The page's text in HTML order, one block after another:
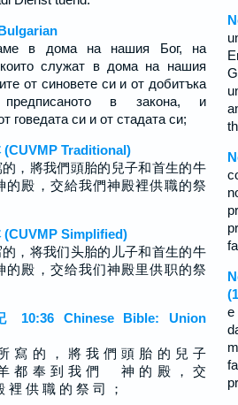
в дома на нашия Бог, на
служат в дома на нашия
от синовете си и от добитъка
в закона, и
говедата си и от стадата си;
(CUVMP Traditional)
，將我們頭胎的兒子和首生的牛
的殿，交給我們神殿裡供職的祭
(CUVMP Simplified)
，将我们头胎的儿子和首生的牛
的殿，交给我们神殿里供职的祭
Chinese Bible: Union
寫 的 ， 將 我 們 頭 胎 的 兒 子
都 奉 到 我 們 神 的 殿 ， 交
供 職 的 祭 司 ；
e